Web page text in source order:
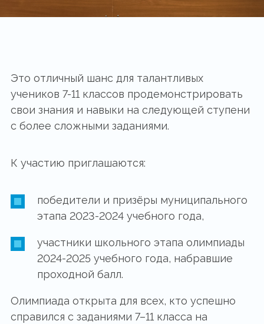
Это отличный шанс для талантливых
учеников 7-11 классов продемонстрировать
свои знания и навыки на следующей ступени
с более сложными заданиями.
К участию приглашаются:
победители и призёры муниципального
этапа 2023-2024 учебного года,
участники школьного этапа олимпиады
2024-2025 учебного года, набравшие
проходной балл.
Олимпиада открыта для всех, кто успешно
справился с заданиями 7–11 класса на